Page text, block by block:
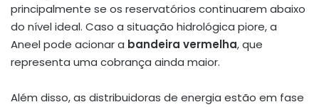
principalmente se os reservatórios continuarem abaixo
do nível ideal. Caso a situação hidrológica piore, a
Aneel pode acionar a bandeira vermelha, que
representa uma cobrança ainda maior.
Além disso, as distribuidoras de energia estão em fase